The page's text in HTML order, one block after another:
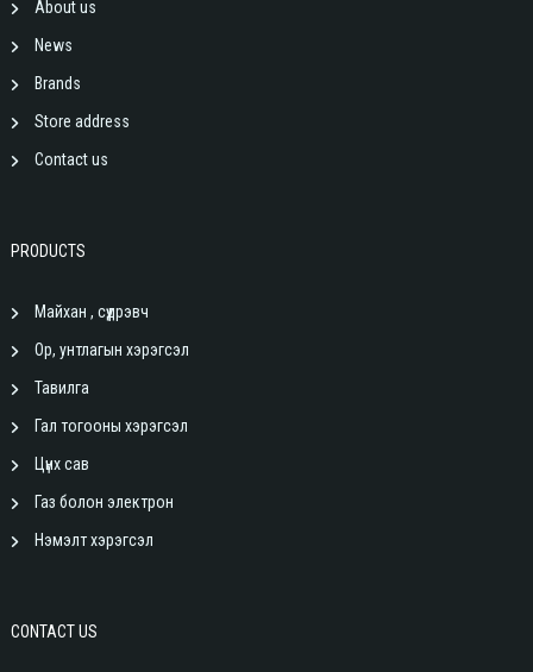
About us
News
Brands
Store address
Contact us
PRODUCTS
Майхан , сүүдрэвч
Ор, унтлагын хэрэгсэл
Тавилга
Гал тогооны хэрэгсэл
Цүнх сав
Газ болон электрон
Нэмэлт хэрэгсэл
CONTACT US